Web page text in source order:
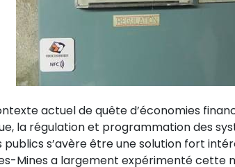
actuel de quête d’économies
la régulation et programmation des
s’avère être une solution fort
Mines a largement expérimenté cette